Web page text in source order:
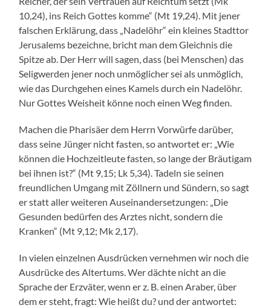
10,24), ins Reich Gottes komme“ (Mt 19,24). Mit jener
falschen Erklärung, dass „Nadelöhr“ ein kleines Stadttor
Jerusalems bezeichne, bricht man dem Gleichnis die
Spitze ab. Der Herr will sagen, dass (bei Menschen) das
Seligwerden jener noch unmöglicher sei als unmöglich,
wie das Durchgehen eines Kamels durch ein Nadelöhr.
Nur Gottes Weisheit könne noch einen Weg finden.
Machen die Pharisäer dem Herrn Vorwürfe darüber,
dass seine Jünger nicht fasten, so antwortet er: „Wie
können die Hochzeitleute fasten, so lange der Bräutigam
bei ihnen ist?“ (Mt 9,15; Lk 5,34). Tadeln sie seinen
freundlichen Umgang mit Zöllnern und Sündern, so sagt
er statt aller weiteren Auseinandersetzungen: „Die
Gesunden bedürfen des Arztes nicht, sondern die
Kranken“ (Mt 9,12; Mk 2,17).
In vielen einzelnen Ausdrücken vernehmen wir noch die
Ausdrücke des Altertums. Wer dächte nicht an die
Sprache der Erzväter, wenn er z. B. einen Araber, über
dem er steht, fragt: Wie heißt du? und der antwortet: